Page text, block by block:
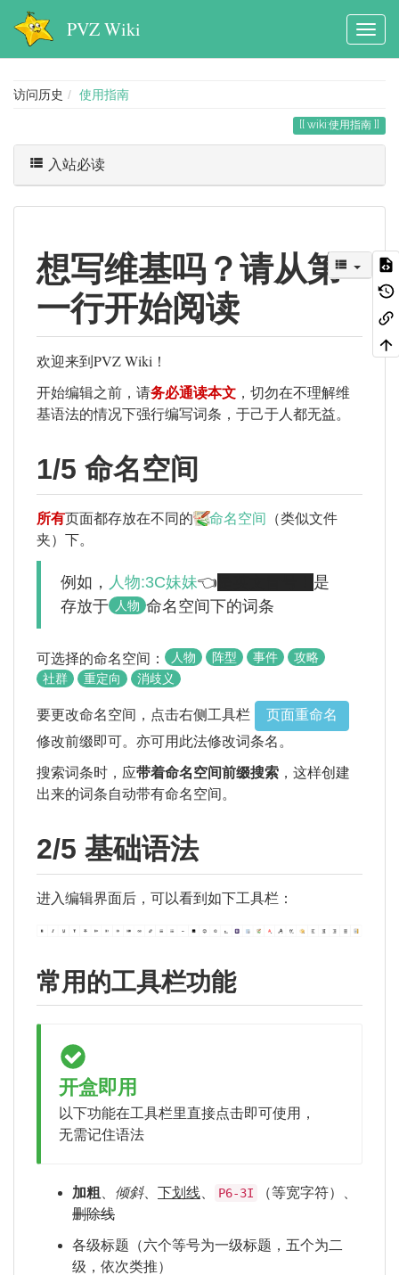
PVZ Wiki
访问历史 使用指南
wiki:使用指南
入站必读
想写维基吗？请从第
一行开始阅读
欢迎来到 PVZ Wiki ！
开始编辑之前，请务必通读本文 ，切勿在不理解维
基语法的情况下强行编写词条，于己于人都无益。
1/5 命名空间
所有页面都存放在不同的 命名空间
（类似文件
夹）下。
例如， 人物:3C妹妹👈
是
存放于
人物 命名空间下的词条
可选择的命名空间： 人物 阵型 事件
攻略
社群
重定向 消歧义
要更改命名空间，点击右侧工具栏 页面重命名
修改前缀即可。亦可用此法修改词条名。
搜索词条时，应带着命名空间前缀搜索 ，这样创建
出来的词条自动带有命名空间。
2/5 基础语法
进入编辑界面后，可以看到如下工具栏：
常用的工具栏功能
开盒即用
以下功能在工具栏里直接点击即可使用，
无需记住语法
加粗 倾斜、 下划线 P6-3I
（等宽字符）、
删除线
各级标题（六个等号为一级标题，五个为二
级，依次类推）